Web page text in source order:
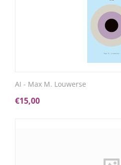
AI - Max M. Louwerse
€15,00